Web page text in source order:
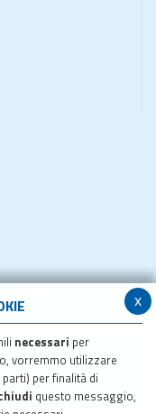
x
necessari per
vorremmo utilizzare
per finalità di
questo messaggio,